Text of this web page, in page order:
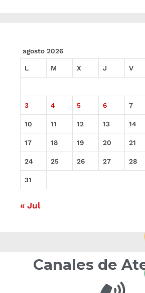
agosto 2026
L M X J V
3 4 5 6 7
10 11 12 13 14
17 18 19 20 21
24 25 26 27 28
31
« Jul
Canales de